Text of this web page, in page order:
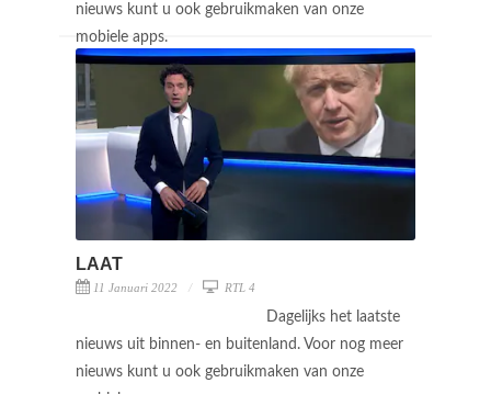
nieuws kunt u ook gebruikmaken van onze
mobiele apps.
LAAT
11 Januari 2022 RTL 4
Dagelijks het laatste
nieuws uit binnen- en buitenland. Voor nog meer
nieuws kunt u ook gebruikmaken van onze